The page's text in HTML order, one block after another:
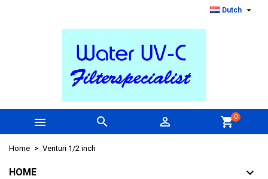
Dutch 
   shopping_cart0
Home Venturi 1/2 inch
HOME